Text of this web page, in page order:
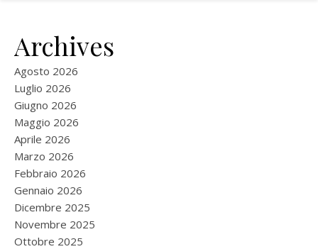
Archives
Agosto 2026
Luglio 2026
Giugno 2026
Maggio 2026
Aprile 2026
Marzo 2026
Febbraio 2026
Gennaio 2026
Dicembre 2025
Novembre 2025
Ottobre 2025